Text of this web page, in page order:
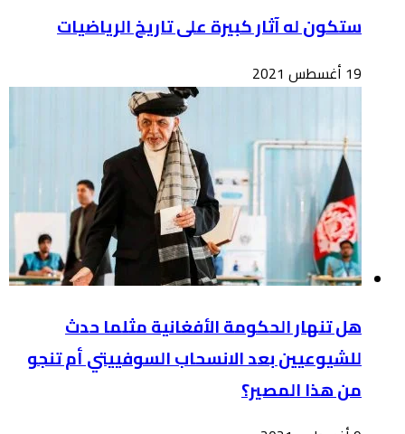
ستكون له آثار كبيرة على تاريخ الرياضيات
19 أغسطس 2021
هل تنهار الحكومة الأفغانية مثلما حدث
للشيوعيين بعد الانسحاب السوفييتي أم تنجو
من هذا المصير؟